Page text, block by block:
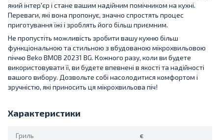
який інтер'єр і стане вашим надійним помічником на кухні.
Переваги, які вона пропонує, значно спростять процес
приготування їжі і зроблять його більш приємним.
Не пропустіть можливість зробити вашу кухню більш
функціональною та стильною з вбудованою мікрохвильовою
піччю Beko BMOB 20231 BG. Кожного разу, коли ви будете
використовувати її, ви будете впевнені в якості та надійності
вашого вибору. Дозвольте собі насолодитися комфортом і
зручністю, які приносить ця мікрохвильова піч!
Характеристики
Гриль є